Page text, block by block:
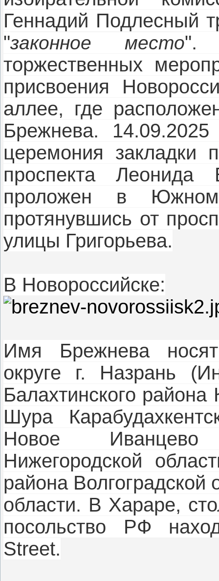
Геннадий Подлесный
"законное место
торжественных
присвоения
аллее, где
Брежнева. 14.09.2025
церемония закладки
проспекта Леонида
проложен в Южном
протянувшись от
улицы Григорьева.
В Новороссийске:
Имя Брежнева
округе г. Назрань
Балахтинского района
Шура
Новое Иванцево
Нижегородской
района Волгоградской
области. В Хараре,
посольство РФ
Street.